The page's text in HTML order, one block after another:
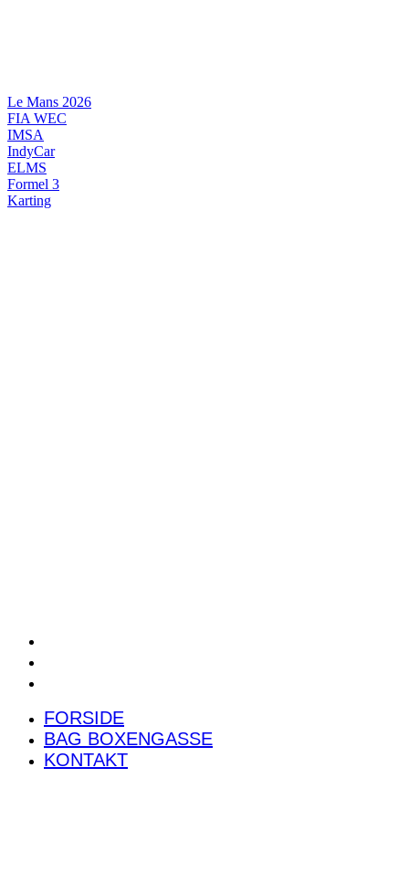
Le Mans 2026
FIA WEC
IMSA
IndyCar
ELMS
Formel 3
Karting
FORSIDE
BAG BOXENGASSE
KONTAKT